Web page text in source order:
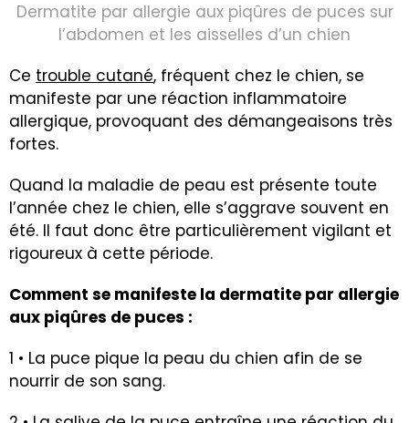
Dermatite par allergie aux piqûres de puces sur
l’abdomen et les aisselles d’un chien
Ce trouble cutané, fréquent chez le chien, se
manifeste par une réaction inflammatoire
allergique, provoquant des démangeaisons très
fortes.
Quand la maladie de peau est présente toute
l’année chez le chien, elle s’aggrave souvent en
été. Il faut donc être particulièrement vigilant et
rigoureux à cette période.
Comment se manifeste la dermatite par allergie
aux piqûres de puces :
1 • La puce pique la peau du chien afin de se
nourrir de son sang.